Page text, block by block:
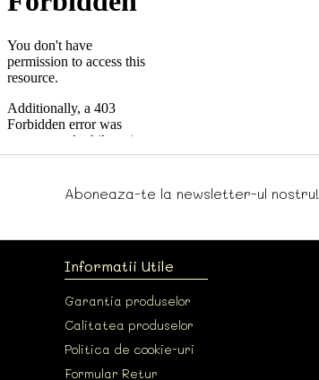
Aboneaza-te la newsletter-ul nostru!
Informatii Utile
Garantia produselor
Calitatea produselor
Politica de cookie-uri
Formular Retur